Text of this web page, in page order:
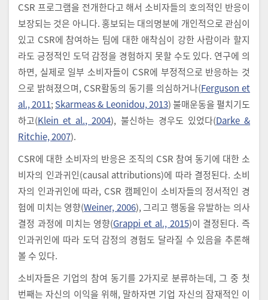
CSR 프로그램을 전개한다고 해서 소비자들의 호의적인 반응이
보장되는 것은 아니다. 홍보되는 대의명분에 개인적으로 관심이
있고 CSR에 참여하는 팀에 대한 애착심이 강한 사람이라 할지
라도 긍정적인 도덕 감정을 경험하지 못할 수도 있다. 연구에 의
하면, 실제로 일부 소비자들이 CSR에 부정적으로 반응하는 것
으로 밝혀졌으며, CSR활동의 동기를 의심하거나(Ferguson et
al., 2011;Skarmeas & Leonidou, 2013) 불매운동을 펼치기도
하고(Klein et al., 2004), 불신하는 경우도 있었다(Darke &
Ritchie, 2007).
CSR에 대한 소비자의 반응은 조직의 CSR 참여 동기에 대한 소
비자의 인과귀인(causal attributions)에 따라 결정된다. 소비
자의 인과귀인에 따라, CSR 캠페인이 소비자들의 정서적인 경
험에 미치는 영향(Weiner, 2006), 그리고 행동을 유발하는 의사
결정 과정에 미치는 영향(Grappi et al., 2015)이 결정된다. 즉
인과귀인에 따라 도덕 감정의 경험도 달라질 수 있음을 추론해
볼 수 있다.
소비자들은 기업의 참여 동기를 2가지로 분류하는데, 그 중 첫
번째는 자신의 이익을 위해, 말하자면 기업 자신의 잠재적인 이